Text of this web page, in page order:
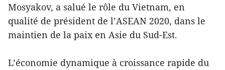
Mosyakov, a salué le rôle du Vietnam, en
qualité de président de l’ASEAN 2020, dans le
maintien de la paix en Asie du Sud-Est.
L’économie dynamique à croissance rapide du